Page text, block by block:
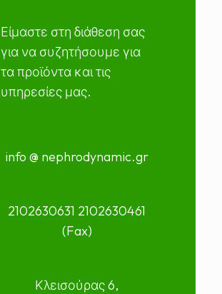
Είμαστε στη διάθεση σας
για να συζητήσουμε για
τα προϊόντα και τις
υπηρεσίες μας.
info @ nephrodynamic.gr
2102630631 2102630461
(Fax)
Κλεισούρας 6,